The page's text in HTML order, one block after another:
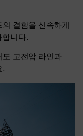
의 결함을 신속하게
합니다.
도 고전압 라인과
.